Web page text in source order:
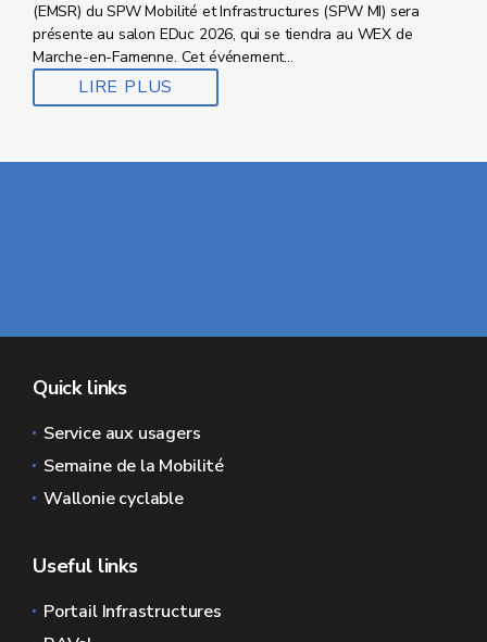
(EMSR) du SPW Mobilité et Infrastructures (SPW MI) sera
présente au salon EDuc 2026, qui se tiendra au WEX de
Marche-en-Famenne. Cet événement...
LIRE PLUS
Quick links
Service aux usagers
Semaine de la Mobilité
Wallonie cyclable
Useful links
Portail Infrastructures